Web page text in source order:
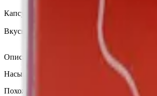
Капсула
Вкусы
Описание
Насыщенный табачный бленд с
Похожие товары